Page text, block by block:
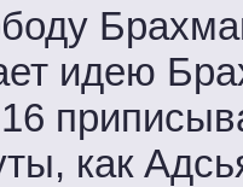
идею
как